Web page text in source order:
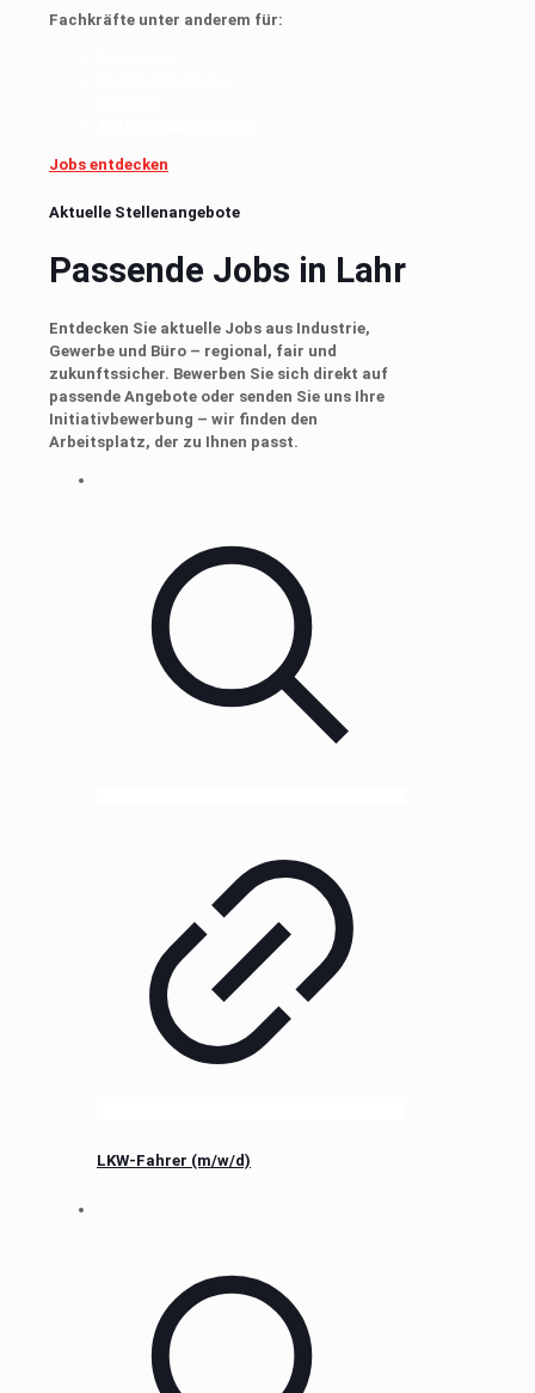
Fachkräfte unter anderem für:
Jobs entdecken
Aktuelle Stellenangebote
Passende Jobs in Lahr
Entdecken Sie aktuelle Jobs aus Industrie,
Gewerbe und Büro – regional, fair und
zukunftssicher. Bewerben Sie sich direkt auf
passende Angebote oder senden Sie uns Ihre
Initiativbewerbung – wir finden den
Arbeitsplatz, der zu Ihnen passt.
LKW-Fahrer (m/w/d)